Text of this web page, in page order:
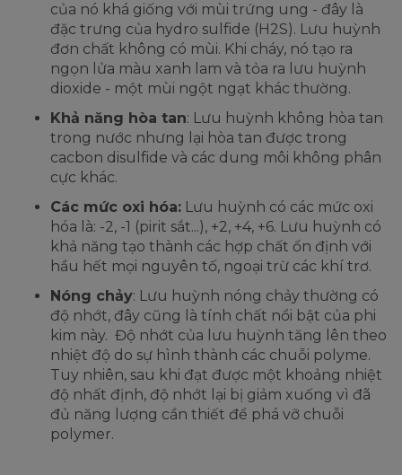
của nó khá giống với mùi trứng ung - đây là
đặc trưng của hydro sulfide (H2S). Lưu huỳnh
đơn chất không có mùi. Khi cháy, nó tạo ra
ngọn lửa màu xanh lam và tỏa ra lưu huỳnh
dioxide - một mùi ngột ngạt khác thường.
Khả năng hòa tan: Lưu huỳnh không hòa tan
trong nước nhưng lại hòa tan được trong
cacbon disulfide và các dung môi không phân
cực khác.
Các mức oxi hóa: Lưu huỳnh có các mức oxi
hóa là: -2, -1 (pirit sắt...), +2, +4, +6. Lưu huỳnh có
khả năng tạo thành các hợp chất ổn định với
hầu hết mọi nguyên tố, ngoại trừ các khí trơ.
Nóng chảy: Lưu huỳnh nóng chảy thường có
độ nhớt, đây cũng là tính chất nổi bật của phi
kim này. Độ nhớt của lưu huỳnh tăng lên theo
nhiệt độ do sự hình thành các chuỗi polyme.
Tuy nhiên, sau khi đạt được một khoảng nhiệt
độ nhất định, độ nhớt lại bị giảm xuống vì đã
đủ năng lượng cần thiết để phá vỡ chuỗi
polymer.